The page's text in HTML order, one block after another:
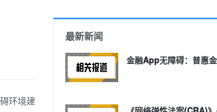
环境建
最新新闻
金融App无障碍：普惠